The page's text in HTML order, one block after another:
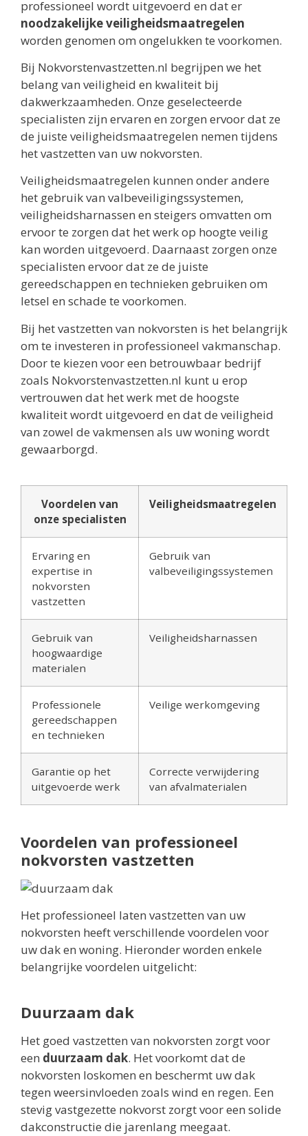
professioneel wordt uitgevoerd en dat er
noodzakelijke veiligheidsmaatregelen
worden genomen om ongelukken te voorkomen.
Bij Nokvorstenvastzetten.nl begrijpen we het
belang van veiligheid en kwaliteit bij
dakwerkzaamheden. Onze geselecteerde
specialisten zijn ervaren en zorgen ervoor dat ze
de juiste veiligheidsmaatregelen nemen tijdens
het vastzetten van uw nokvorsten.
Veiligheidsmaatregelen kunnen onder andere
het gebruik van valbeveiligingssystemen,
veiligheidsharnassen en steigers omvatten om
ervoor te zorgen dat het werk op hoogte veilig
kan worden uitgevoerd. Daarnaast zorgen onze
specialisten ervoor dat ze de juiste
gereedschappen en technieken gebruiken om
letsel en schade te voorkomen.
Bij het vastzetten van nokvorsten is het belangrijk
om te investeren in professioneel vakmanschap.
Door te kiezen voor een betrouwbaar bedrijf
zoals Nokvorstenvastzetten.nl kunt u erop
vertrouwen dat het werk met de hoogste
kwaliteit wordt uitgevoerd en dat de veiligheid
van zowel de vakmensen als uw woning wordt
gewaarborgd.
Voordelen van
onze specialisten
Veiligheidsmaatregelen
Ervaring en
expertise in
nokvorsten
vastzetten
Gebruik van
valbeveiligingssystemen
Gebruik van
hoogwaardige
materialen
Veiligheidsharnassen
Professionele
gereedschappen
en technieken
Veilige werkomgeving
Garantie op het
uitgevoerde werk
Correcte verwijdering
van afvalmaterialen
Voordelen van professioneel
nokvorsten vastzetten
Het professioneel laten vastzetten van uw
nokvorsten heeft verschillende voordelen voor
uw dak en woning. Hieronder worden enkele
belangrijke voordelen uitgelicht:
Duurzaam dak
Het goed vastzetten van nokvorsten zorgt voor
een duurzaam dak. Het voorkomt dat de
nokvorsten loskomen en beschermt uw dak
tegen weersinvloeden zoals wind en regen. Een
stevig vastgezette nokvorst zorgt voor een solide
dakconstructie die jarenlang meegaat.